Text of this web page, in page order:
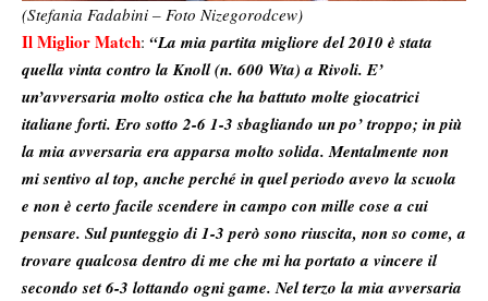
(Stefania Fadabini – Foto Nizegorodcew)
Il Miglior Match: “La mia partita migliore del 2010 è stata
quella vinta contro la Knoll (n. 600 Wta) a Rivoli. E’
un’avversaria molto ostica che ha battuto molte giocatrici
italiane forti. Ero sotto 2-6 1-3 sbagliando un po’ troppo; in più
la mia avversaria era apparsa molto solida. Mentalmente non
mi sentivo al top, anche perché in quel periodo avevo la scuola
e non è certo facile scendere in campo con mille cose a cui
pensare. Sul punteggio di 1-3 però sono riuscita, non so come, a
trovare qualcosa dentro di me che mi ha portato a vincere il
secondo set 6-3 lottando ogni game. Nel terzo la mia avversaria